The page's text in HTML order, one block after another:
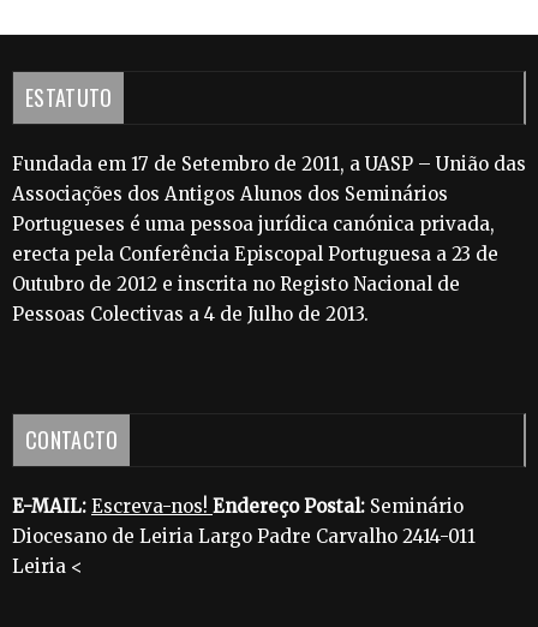
ESTATUTO
Fundada em 17 de Setembro de 2011, a UASP – União das
Associações dos Antigos Alunos dos Seminários
Portugueses é uma pessoa jurídica canónica privada,
erecta pela Conferência Episcopal Portuguesa a 23 de
Outubro de 2012 e inscrita no Registo Nacional de
Pessoas Colectivas a 4 de Julho de 2013.
CONTACTO
E-MAIL: Escreva-nos! Endereço Postal: Seminário
Diocesano de Leiria Largo Padre Carvalho 2414-011
Leiria <